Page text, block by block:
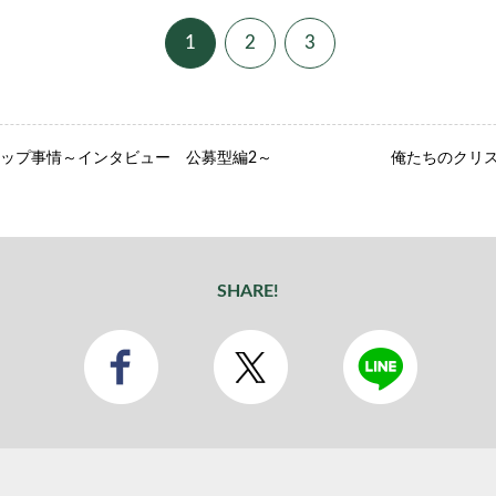
1 2 3
プ事情～インタビュー 公募型編2～ 俺たちのクリ
SHARE!